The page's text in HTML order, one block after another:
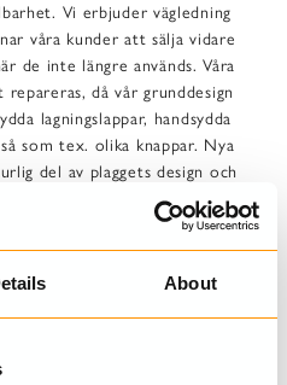
About
Vi erbjuder vägledning
våra kunder att sälja vidare
de inte längre används. Våra
då vår grunddesign
lagningslappar, handsydda
som tex. olika knappar. Nya
del av plaggets design och
ersättas med en annan utan
sitt uttryck och värde.
gör limiterade produkter av
och ser ständigt